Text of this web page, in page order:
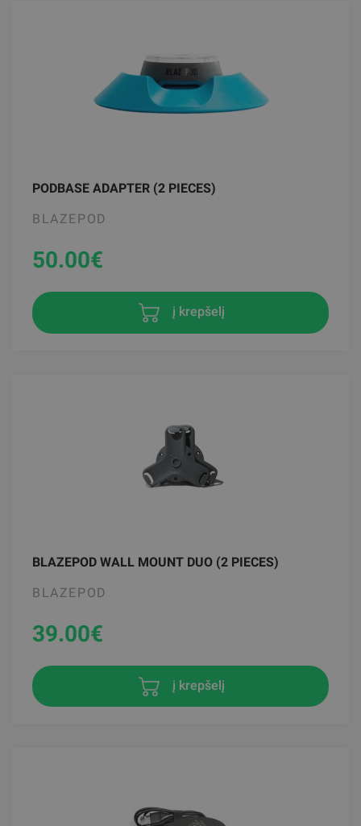
PODBASE ADAPTER (2 PIECES)
BLAZEPOD
50.00€
į krepšelį
BLAZEPOD WALL MOUNT DUO (2 PIECES)
BLAZEPOD
39.00€
į krepšelį